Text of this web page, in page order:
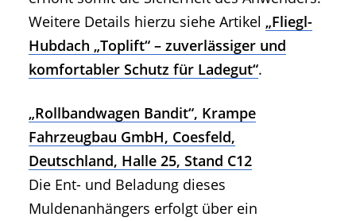
Weitere Details hierzu siehe Artikel „Fliegl-
Hubdach „Toplift“ – zuverlässiger und
komfortabler Schutz für Ladegut“.
„Rollbandwagen Bandit“, Krampe
Fahrzeugbau GmbH, Coesfeld,
Deutschland, Halle 25, Stand C12
Die Ent- und Beladung dieses
Muldenanhängers erfolgt über ein